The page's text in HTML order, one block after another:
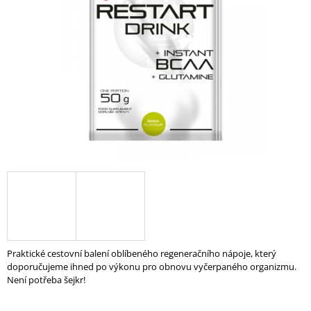
Praktické cestovní balení oblíbeného regeneračního nápoje, který
doporučujeme ihned po výkonu pro obnovu vyčerpaného organizmu.
Není potřeba šejkr!
P
O
R
U